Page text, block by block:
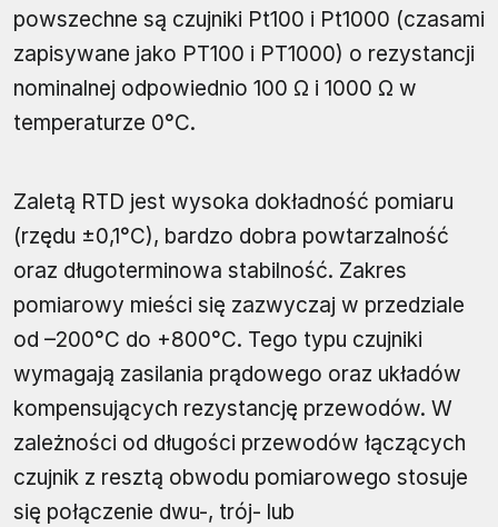
powszechne są czujniki Pt100 i Pt1000 (czasami
zapisywane jako PT100 i PT1000) o rezystancji
nominalnej odpowiednio 100 Ω i 1000 Ω w
temperaturze 0°C.
Zaletą RTD jest wysoka dokładność pomiaru
(rzędu ±0,1°C), bardzo dobra powtarzalność
oraz długoterminowa stabilność. Zakres
pomiarowy mieści się zazwyczaj w przedziale
od –200°C do +800°C. Tego typu czujniki
wymagają zasilania prądowego oraz układów
kompensujących rezystancję przewodów. W
zależności od długości przewodów łączących
czujnik z resztą obwodu pomiarowego stosuje
się połączenie dwu-, trój- lub